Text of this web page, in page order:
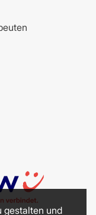
gestalten und